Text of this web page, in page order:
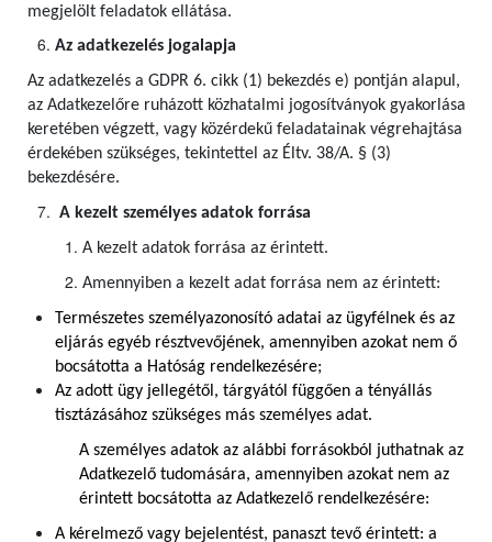
megjelölt feladatok ellátása.
Az adatkezelés jogalapja
Az adatkezelés a GDPR 6. cikk (1) bekezdés e) pontján alapul,
az Adatkezelőre ruházott közhatalmi jogosítványok gyakorlása
keretében végzett, vagy közérdekű feladatainak végrehajtása
érdekében szükséges, tekintettel az Éltv. 38/A. § (3)
bekezdésére.
A kezelt személyes adatok forrása
A kezelt adatok forrása az érintett.
Amennyiben a kezelt adat forrása nem az érintett:
Természetes személyazonosító adatai az ügyfélnek és az
eljárás egyéb résztvevőjének, amennyiben azokat nem ő
bocsátotta a Hatóság rendelkezésére;
Az adott ügy jellegétől, tárgyától függően a tényállás
tisztázásához szükséges más személyes adat.
A személyes adatok az alábbi forrásokból juthatnak az
Adatkezelő tudomására, amennyiben azokat nem az
érintett bocsátotta az Adatkezelő rendelkezésére:
A kérelmező vagy bejelentést, panaszt tevő érintett: a